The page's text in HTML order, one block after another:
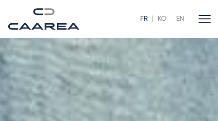
FR KO EN